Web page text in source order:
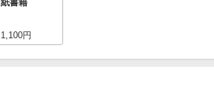
紙書籍
1,100円